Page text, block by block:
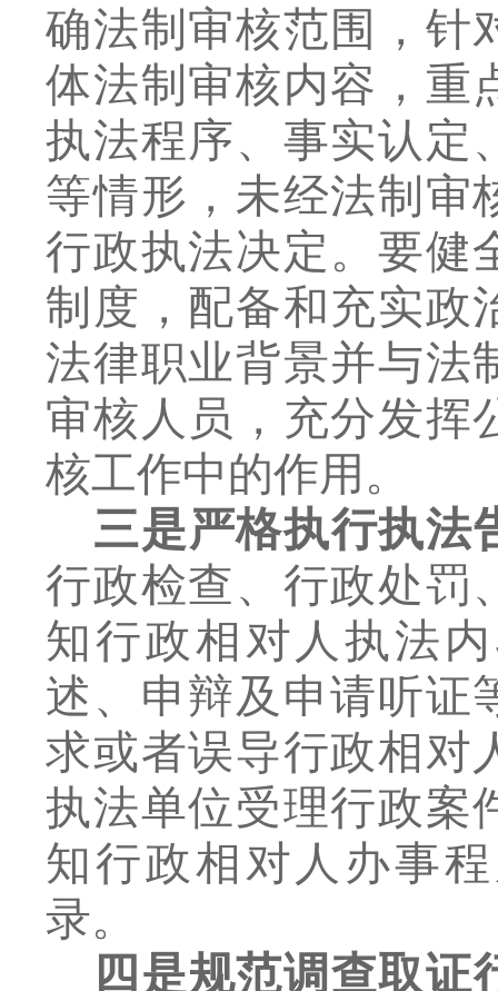
确法制审核范围，针
体法制审核内容，重
执法程序、事实认定
等情形，未经法制审
行政执法决定。要健
制度，配备和充实政
法律职业背景并与法
审核人员，充分发挥
核工作中的作用。
三是严格执行执法
行政检查、行政处罚
知行政相对人执法
述、申辩及申请听证
求或者误导行政相对
执法单位受理行政案
知行政相对人办事
录。
四是规范调查取证